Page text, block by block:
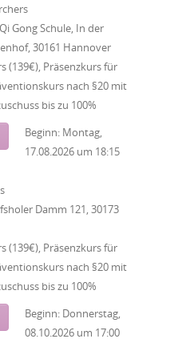
Gong Schule, In der
30161 Hannover
(139€), Präsenzkurs für
nach §20 mit
bis zu 100%
Beginn: Montag,
17.08.2026 um 18:15
Damm 121, 30173
(139€), Präsenzkurs für
nach §20 mit
bis zu 100%
Beginn: Donnerstag,
08.10.2026 um 17:00